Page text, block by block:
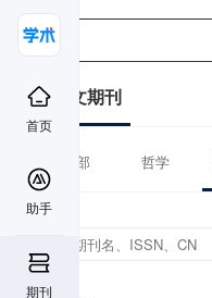
首页
助手
期刊
中文期刊
全部 哲学